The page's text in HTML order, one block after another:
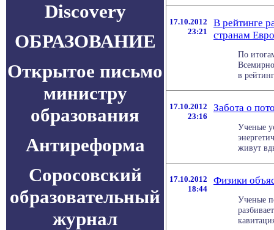
Discovery
ОБРАЗОВАНИЕ
Открытое письмо
министру
образования
Антиреформа
Соросовский
образовательный
журнал
17.10.2012
23:21
В рейтинге
странам
По
в
17.10.2012
23:16
Забота о
Ученые
живут
17.10.2012
18:44
Физики
Ученые